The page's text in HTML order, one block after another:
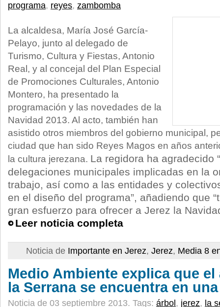
programa, reyes, zambomba
La alcaldesa, María José García-
Pelayo, junto al delegado de
Turismo, Cultura y Fiestas, Antonio
Real, y al concejal del Plan Especial
de Promociones Culturales, Antonio
Montero, ha presentado la
programación y las novedades de la
Navidad 2013. Al acto, también han
asistido otros miembros del gobierno municipal,
ciudad que han sido Reyes Magos en años
la cultura jerezana. La regidora ha agradecido
delegaciones municipales implicadas en la
trabajo, así como a las entidades y
en el diseño del programa”, añadiendo que
gran esfuerzo para ofrecer a Jerez la
Leer noticia completa
Noticia de Importante en Jerez, Jerez, Media 8
Medio Ambiente explica que
la Serrana se encuentra en
Noticia de 03 septiembre 2013. Tags: árbol , jerez, la